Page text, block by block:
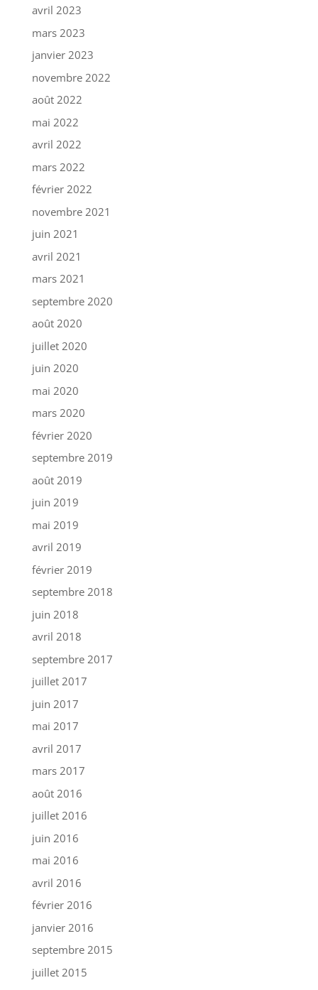
avril 2023
mars 2023
janvier 2023
novembre 2022
août 2022
mai 2022
avril 2022
mars 2022
février 2022
novembre 2021
juin 2021
avril 2021
mars 2021
septembre 2020
août 2020
juillet 2020
juin 2020
mai 2020
mars 2020
février 2020
septembre 2019
août 2019
juin 2019
mai 2019
avril 2019
février 2019
septembre 2018
juin 2018
avril 2018
septembre 2017
juillet 2017
juin 2017
mai 2017
avril 2017
mars 2017
août 2016
juillet 2016
juin 2016
mai 2016
avril 2016
février 2016
janvier 2016
septembre 2015
juillet 2015